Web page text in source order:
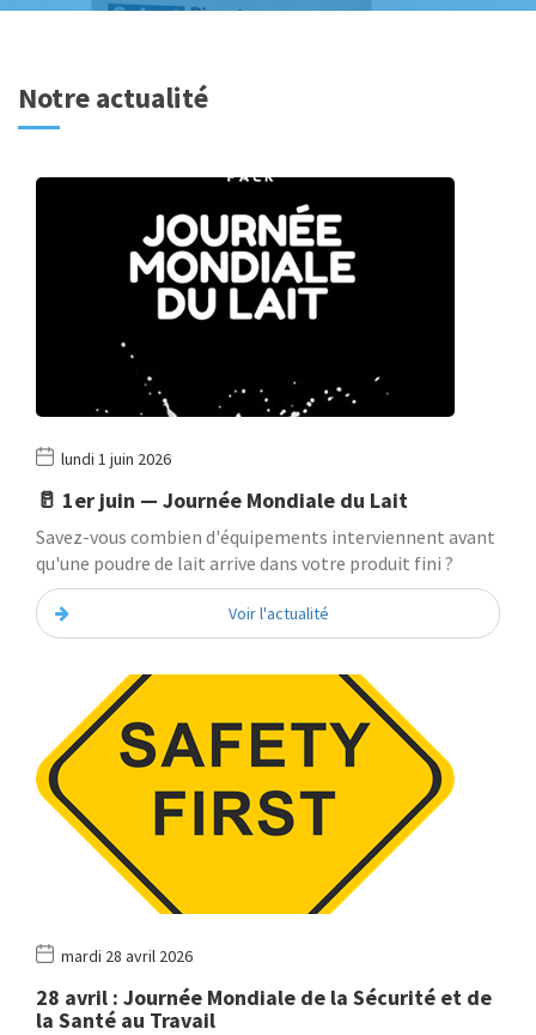
Notre actualité
lundi 1 juin 2026
🥛 1er juin — Journée Mondiale du Lait
Savez-vous combien d'équipements interviennent avant
qu'une poudre de lait arrive dans votre produit fini ?
Voir l'actualité
mardi 28 avril 2026
28 avril : Journée Mondiale de la Sécurité et de
la Santé au Travail